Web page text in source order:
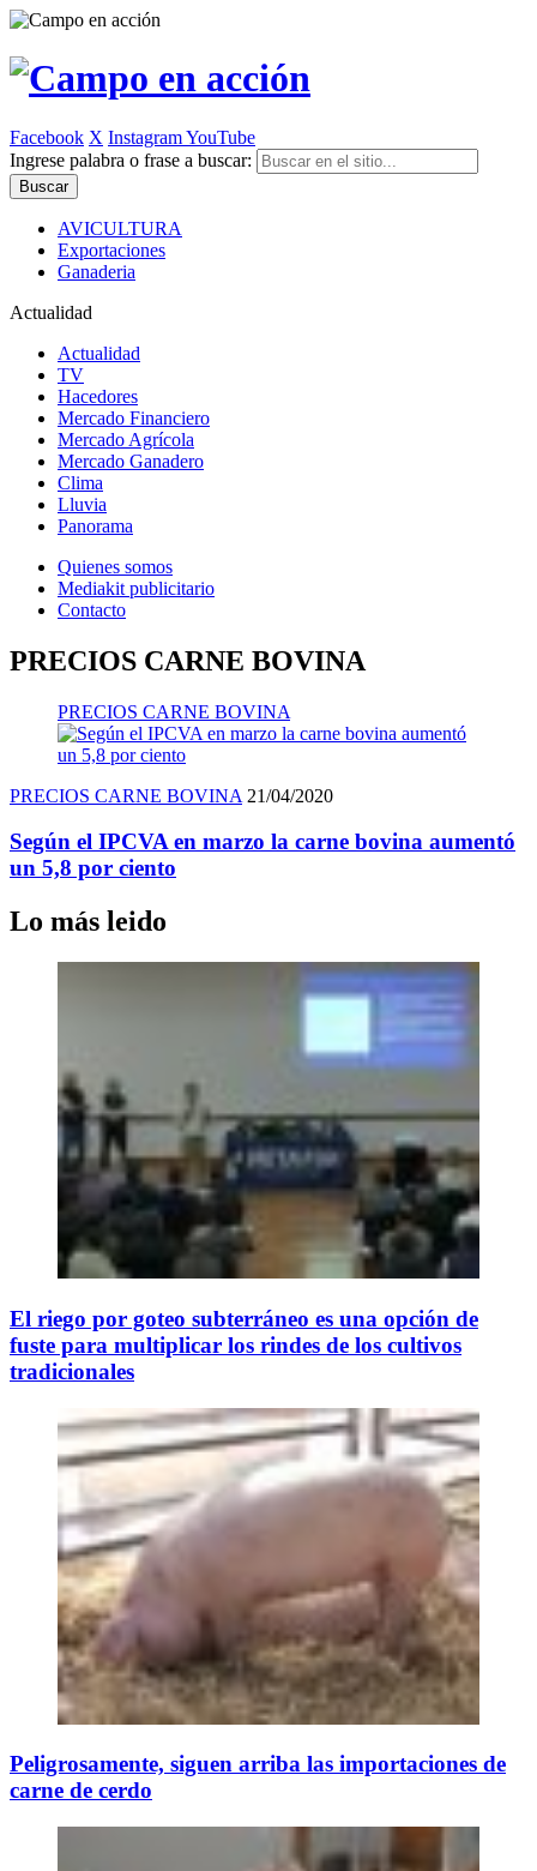
Facebook X InstagramYouTube
Ingrese palabra o frase a buscar:
AVICULTURA
Exportaciones
Ganaderia
Actualidad
Actualidad
TV
Hacedores
Mercado Financiero
Mercado Agrícola
Mercado Ganadero
Clima
Lluvia
Panorama
Quienes somos
Mediakit publicitario
Contacto
PRECIOS CARNE BOVINA
PRECIOS CARNE BOVINA
PRECIOS CARNE BOVINA 21/04/2020
Según el IPCVA en marzo la carne bovina aumentó
un 5,8 por ciento
Lo más leido
El riego por goteo subterráneo es una opción de
fuste para multiplicar los rindes de los cultivos
tradicionales
Peligrosamente, siguen arriba las importaciones de
carne de cerdo